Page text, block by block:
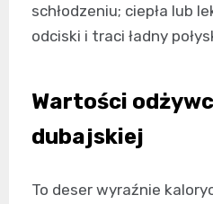
schłodzeniu; ciepła lub
odciski i traci ładny
Wartości
dubajskiej
To deser wyraźnie